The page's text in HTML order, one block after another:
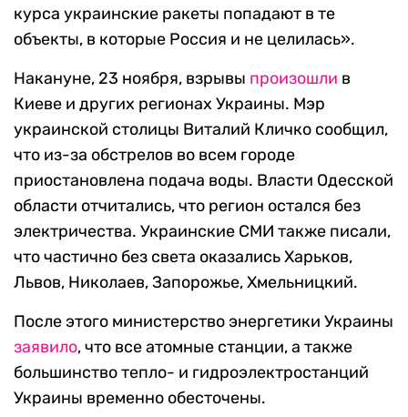
курса украинские ракеты попадают в те
объекты, в которые Россия и не целилась».
Накануне, 23 ноября, взрывы произошли в
Киеве и других регионах Украины. Мэр
украинской столицы Виталий Кличко сообщил,
что из-за обстрелов во всем городе
приостановлена подача воды. Власти Одесской
области отчитались, что регион остался без
электричества. Украинские СМИ также писали,
что частично без света оказались Харьков,
Львов, Николаев, Запорожье, Хмельницкий.
После этого министерство энергетики Украины
заявило, что все атомные станции, а также
большинство тепло- и гидроэлектростанций
Украины временно обесточены.